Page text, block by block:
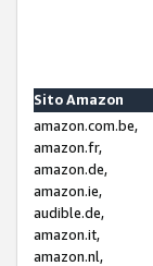
Sito Amazon
amazon.com.be,
amazon.fr,
amazon.de,
amazon.ie,
audible.de,
amazon.it,
amazon.nl,